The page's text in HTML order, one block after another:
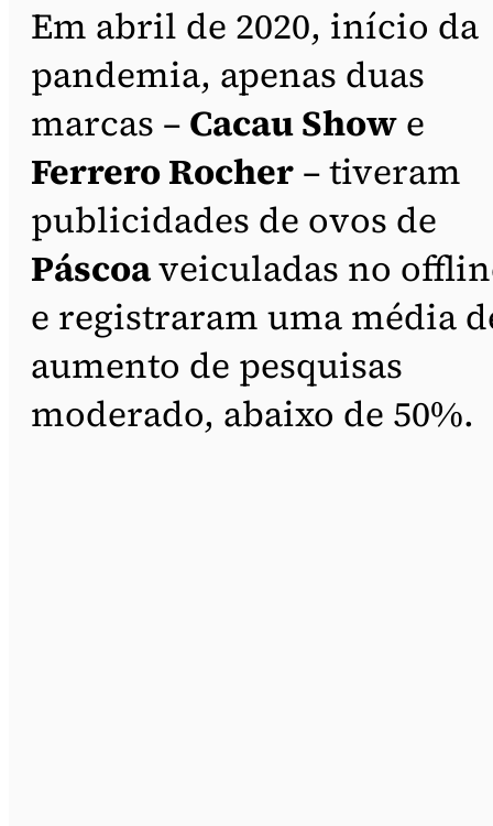
Em abril de 2020, início da
pandemia, apenas duas
marcas – Cacau Show e
Ferrero Rocher – tiveram
publicidades de ovos de
Páscoaveiculadas no
e registraram uma média
aumento de pesquisas
moderado, abaixo de 50%.